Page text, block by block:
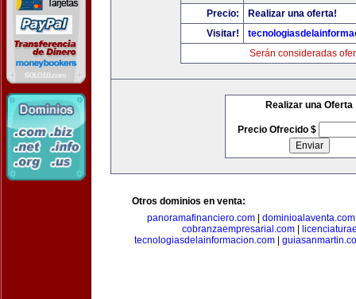
Precio:
Realizar una oferta!
Visitar!
Serán consideradas
Realizar una Oferta
Precio Ofrecido $
Otros dominios en venta:
panoramafinanciero.com
dominioalaventa.com
cobranzaempresarial.com
tecnologiasdelainformacion.com|